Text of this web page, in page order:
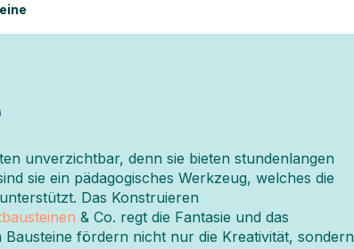
unverzichtbar, denn sie bieten stundenlangen
sie ein pädagogisches Werkzeug, welches die
Das Konstruieren
& Co. regt die Fantasie und das
fördern nicht nur die Kreativität, sondern